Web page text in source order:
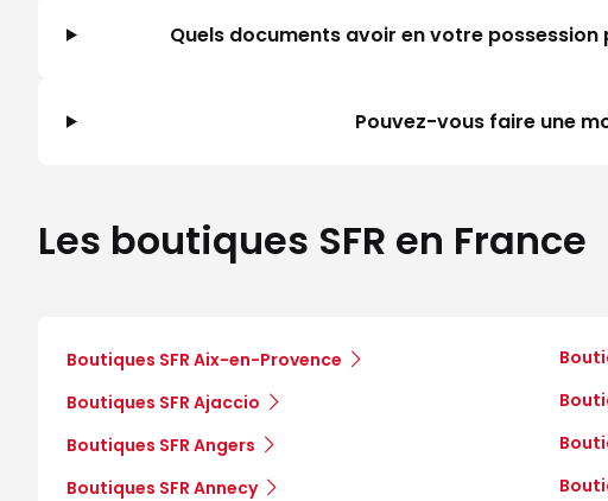
Quels documents avoir en votre possession
Pouvez-vous faire une
Les boutiques SFR en France
Boutiques SFR Aix-en-Provence
Boutiques SFR Ajaccio
Boutiques SFR Angers
Boutiques SFR Annecy